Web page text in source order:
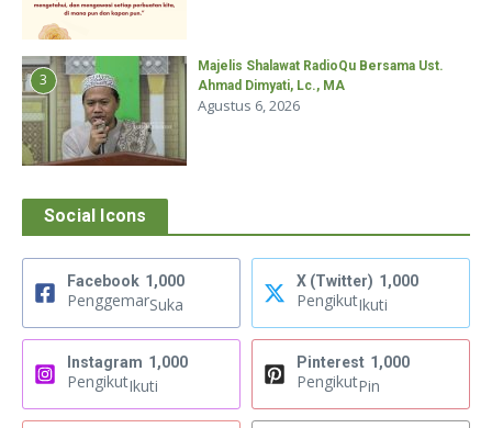
3
Majelis Shalawat RadioQu Bersama Ust.
Ahmad Dimyati, Lc., MA
Agustus 6, 2026
Social Icons
Facebook 1,000
PenggemarSuka
X (Twitter) 1,000
PengikutIkuti
Instagram 1,000
PengikutIkuti
Pinterest 1,000
PengikutPin